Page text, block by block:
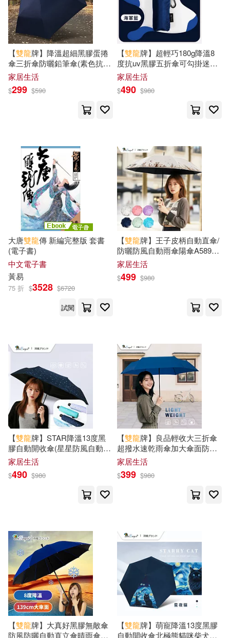
Elsa Fouquier(1)
Gérald Guerlais(1)
Jangsu Hanuulso(1)
《雙龍村志》編纂委員會(1)
九天書苑(1)
仇國良，《雙鳳龍獅》編纂委員會
佐賀崎しげる／鍋島テツヒロ (原
作)(1)
余俊(1)
卓越教育(1) 卿永光(1)
古龍(1) 古龍著(1)
吳煥、顧冠彬(1) 哲也(1)
四谷ゼンジ (分鏡構成)(1)
太乙廣告行銷股份有限公司(1)
孟瑛如(1)
安徽省文物考古研究所(1)
相信音樂(3) 索尼影業(3)
遠流(3) 人民郵電出版社(2)
台聖(2) 商周出版(2)
文匯出版社(2) 明天出版社(2)
明日工作室(2)
機械工業出版社(2) 沙鷗(2)
派拉蒙(2) 清華大學出版社(2)
聯經出版公司(2)
華品文創(2) 華文出版社(2)
華東理工大學出版社(2)
華納兄弟影業(2) 麥田(2)
Universal(1)
warner music(1)
上海人民出版社(1)
上海古籍出版社(1)
上海大學出版社(1)
中信出版社(1)
中國中醫藥出版社(1)
中國少年兒童出版社(1)
電子書
適合手機平板閱讀(40)
適合平板閱讀(18)
其他 (可複選)
現在可購買商品(647)
作者/演唱/譯/編/繪(52)
價格
範圍
-
【雙龍牌】降溫超細黑膠蛋捲
傘三折傘防曬鉛筆傘(素色抗
UV晴雨傘陽傘B1592) 海軍藍
家居生活
$299 $590
【雙龍牌】超輕巧180g降溫8
度抗uv黑膠五折傘可勾掛迷你
傘晴雨傘口袋傘(防風防曬折疊
傘超輕氣球傘B6375) 海洋藍
家居生活
$490 $980
大唐雙龍傳 新編完整版 套書
(電子書)
中文電子書
黃易
75 折 $3528 $6720
試閱
【雙龍牌】王子皮柄自動直傘/
防曬防風自動雨傘陽傘A5897
梧桐米
家居生活
$499 $980
【雙龍牌】STAR降溫13度黑
膠自動開收傘(星星防風自動傘
防曬抗UV雨傘陽傘摺疊傘自動
折傘B6290NJ2) 海軍藍
家居生活
$490 $980
【雙龍牌】良品輕收大三折傘
超撥水速乾雨傘加大傘面防風
傘B6702 海軍藍
家居生活
$399 $980
【雙龍牌】大真好黑膠無敵傘
防風防曬自動直立傘晴雨傘
【雙龍牌】萌寵降溫13度黑膠
自動開收傘北極熊貓咪柴犬防